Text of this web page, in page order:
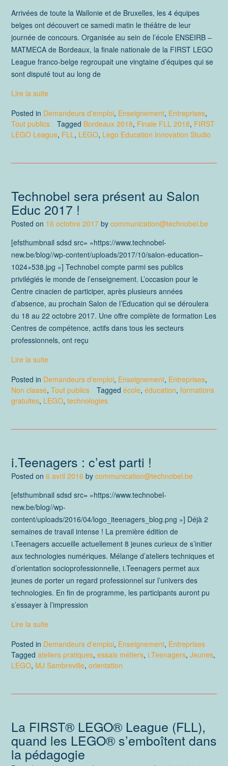
Arrivées de toute la Wallonie et de Bruxelles, les 4 équipes
belges ont découvert ce samedi matin le théâtre de leur
journée de concours. Organisée au sein de l’école ENSEIRB –
MATMECA de Bordeaux, la finale nationale de la FIRST LEGO
League franco-belge regroupait une vingtaine d’équipes qui se
sont disputé tout au long de
Lire la suite
Posted in Demandeurs d'emploi, Enseignement, Entreprises,
Tout publics
Tagged Bordeaux 2018, Finale FLL 2018, FIRST
LEGO League, FLL, LEGO, Lego Education Innovation Studio
Technobel sera présent au Salon
Educ 2017 !
Posted on 16 octobre 2017 by communication@technobel.be
[efsthumbnail sdsd src= »https://www.technobel-
new.be/blog//wp-content/uploads/2017/10/salon-education–
1024×538.jpg »] Technobel compte parmi ses publics
privilégiés le monde de l’enseignement. L’occasion pour le
Centre cinacien de participer, après plusieurs années
d’absence, au prochain Salon de l’Education qui se déroulera
du 18 au 22 octobre 2017. Une offre complète de formation Les
Centres de compétence, actifs dans tous les secteurs
professionnels, ont reçu
Lire la suite
Posted in Demandeurs d'emploi, Enseignement, Entreprises,
Non classé, Tout publics Tagged école, éducation, formations
gratuites, LEGO, technologies
i.Teenagers : c’est parti !
Posted on 6 avril 2016 by communication@technobel.be
[efsthumbnail sdsd src= »https://www.technobel-
new.be/blog//wp-
content/uploads/2016/04/logo_iteenagers_blog.png »] Déjà 2
semaines de travail intense ! La première édition de
i.Teenagers accueille actuellement 8 jeunes curieux de s’initier
aux technologies numériques. Mélange d’ateliers techniques et
d’orientation socioprofessionnelle, i.Teenagers permet aux
jeunes de porter un regard professionnel sur l’univers des
technologies. En fin de programme, les participants auront pu
s’essayer à l’impression
Lire la suite
Posted in Demandeurs d'emploi, Enseignement, Entreprises
Tagged ateliers pratiques, essais métiers, i.Teenagers, Jeunes,
LEGO, MJ Sambreville, orientation
La FIRST® LEGO® League (FLL),
quand les LEGO® s’emboîtent dans
la pédagogie